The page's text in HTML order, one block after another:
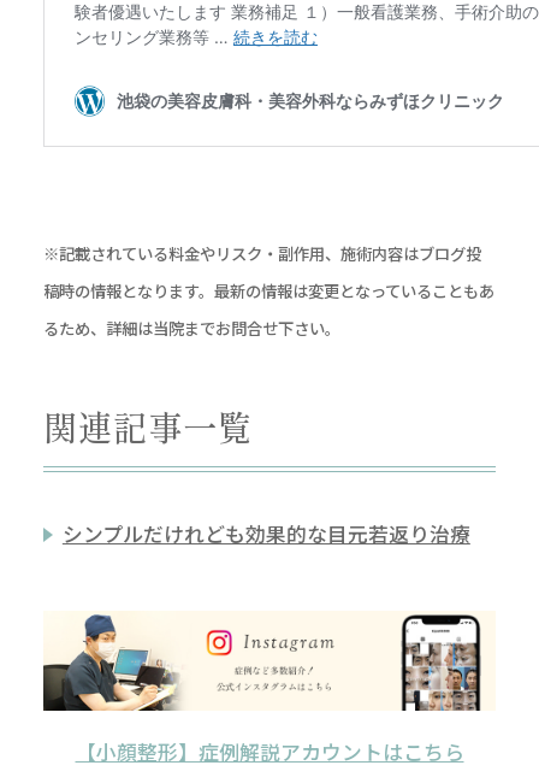
※記載されている料金やリスク・副作用、施術内容はブログ投
稿時の情報となります。最新の情報は変更となっていることもあ
るため、詳細は当院までお問合せ下さい。
関連記事一覧
シンプルだけれども効果的な目元若返り治療
【小顔整形】症例解説アカウントはこちら